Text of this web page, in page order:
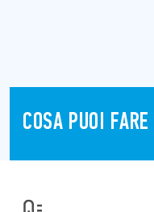
COSA PUOI FARE